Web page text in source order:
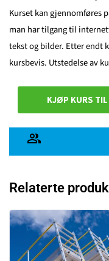
Kurset kan gjennomføres
man har tilgang til
tekst og bilder. Etter endt
kursbevis. Utstedelse av
KJØP KURS TIL
Relaterte